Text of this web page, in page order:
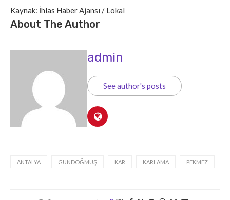
Kaynak: İhlas Haber Ajansı / Lokal
About The Author
admin
See author's posts
ANTALYA GÜNDOĞMUŞ KAR KARLAMA PEKMEZ